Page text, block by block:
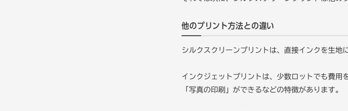
他のプリント方法との違い
シルクスクリーンプリントは、直接インクを生地
インクジェットプリントは、少数ロットでも費用
「写真の印刷」ができるなどの特徴があります。